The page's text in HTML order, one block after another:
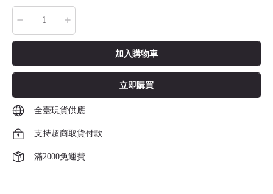
加入購物車
立即購買
全臺現貨供應
支持超商取貨付款
滿2000免運費